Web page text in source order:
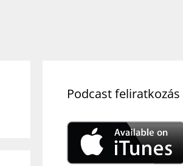
Podcast feliratkozás